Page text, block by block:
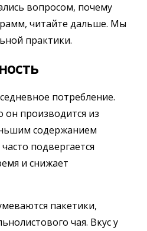
вопросом, почему
читайте дальше. Мы
практики.
потребление.
он производится из
содержанием
подвергается
и снижает
пакетики,
чая. Вкус у